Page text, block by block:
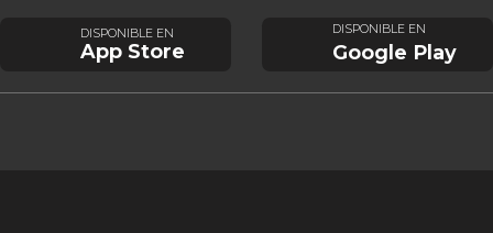
DISPONIBLE EN
App Store
DISPONIBLE EN
Google Play